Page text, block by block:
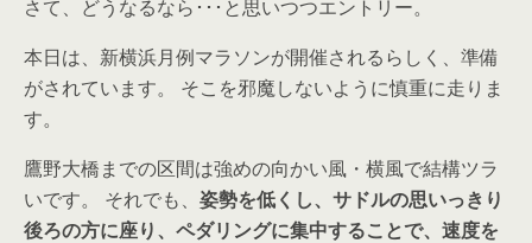
さて、どうなるなら･･･と思いつつエントリー。
本日は、新横浜月例マラソンが開催されるらしく、準備
がされています。 そこを邪魔しないように慎重に走りま
す。
鷹野大橋までの区間は強めの向かい風・横風で結構ツラ
いです。 それでも、 姿勢を低くし、サドルの思いっきり
後ろの方に座り、ペダリングに集中することで、速度を